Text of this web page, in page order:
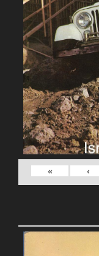
›
»